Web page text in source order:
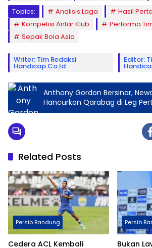
Topics:
Analisis Laga
Hasil
Kompetisi Antar Klub
Performa
Sepak Bola Asia
Writer: Tim Redaksi
Handicap.co.id
Editor:
Anthony Gordon Bersinar,
Hancurkan Qarabag di Leg
Related Posts
Persib Bandung
Cedera ACL Kembali
Persib
Bukan